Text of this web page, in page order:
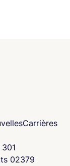
Carrières
02379